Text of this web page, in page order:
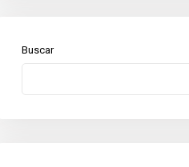
Buscar